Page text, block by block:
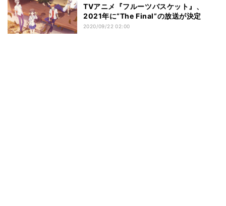
TVアニメ『フルーツバスケット』、
2021年に“The Final”の放送が決定
2020/09/22 02:00